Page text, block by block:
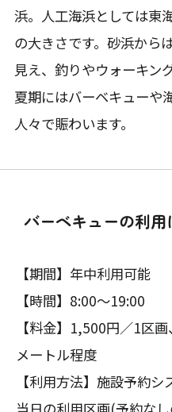
浜。人工海浜としては東
の大きさです。砂浜から
見え、釣りやウォーキン
夏期にはバーベキューや
人々で賑わいます。
バーベキューの利用
【期間】年中利用可能
【時間】8:00～19:00
【料金】1,500円／1区
メートル程度
【利用方法】施設予約